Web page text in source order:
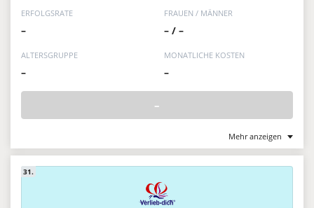
ERFOLGSRATE
–
FRAUEN / MÄNNER
– / –
ALTERSGRUPPE
–
MONATLICHE KOSTEN
–
–
Mehr anzeigen
31.